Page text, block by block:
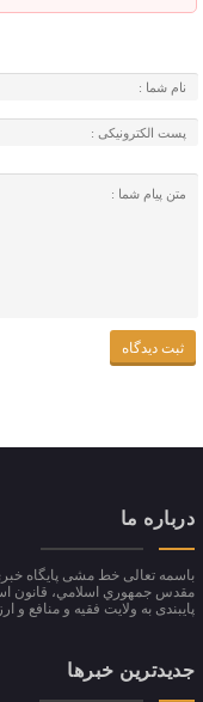
درباره ما
باسمه تعالی خط مشی پایگاه
مقدس جمهوري اسلامي، قانون
پایبندی به ولايت فقيه و منافع
جدیدترین خبرها